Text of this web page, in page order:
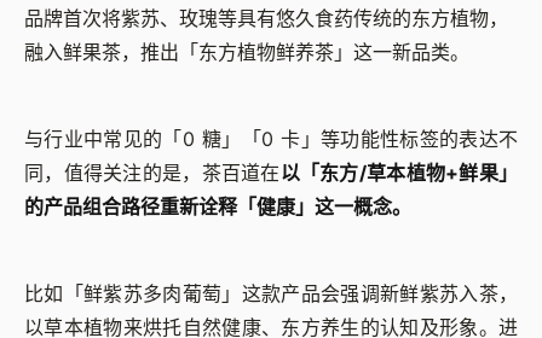
品牌首次将紫苏、玫瑰等具有悠久食药传统的东方植物，
融入鲜果茶，推出「东方植物鲜养茶」这一新品类。
与行业中常见的「0 糖」「0 卡」等功能性标签的表达不
同，值得关注的是，茶百道在以「东方/草本植物+鲜果」
的产品组合路径重新诠释「健康」这一概念。
比如「鲜紫苏多肉葡萄」这款产品会强调新鲜紫苏入茶，
以草本植物来烘托自然健康、东方养生的认知及形象。进